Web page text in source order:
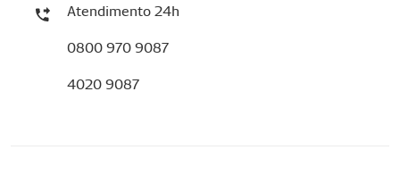
Atendimento 24h
0800 970 9087
4020 9087